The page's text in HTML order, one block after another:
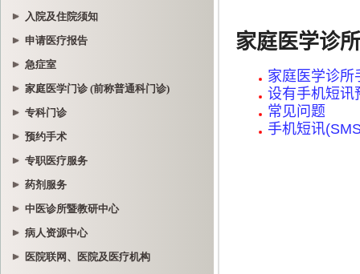
入院及住院须知
申请医疗报告
急症室
家庭医学门诊 (前称普通科门诊)
专科门诊
预约手术
专职医疗服务
药剂服务
中医诊所暨教研中心
病人资源中心
医院联网、医院及医疗机构